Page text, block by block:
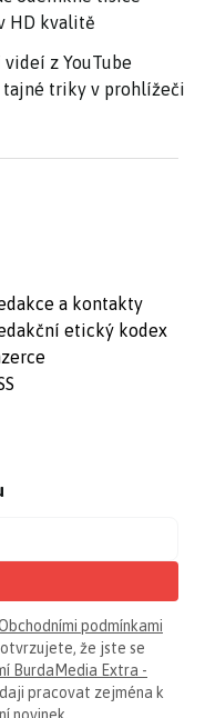
HD kvalitě
z YouTube
tajné triky v prohlížeči
a kontakty
etický kodex
podmínkami
že jste se
BurdaMedia Extra -
pracovat zejména k